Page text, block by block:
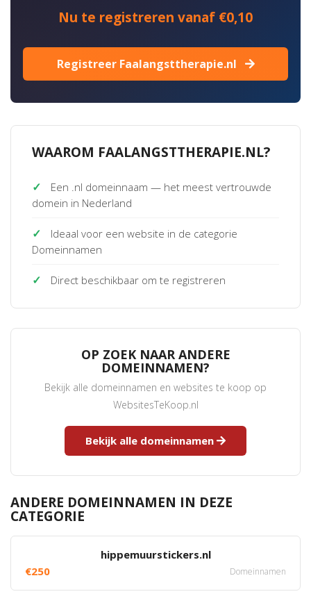
Nu te registreren vanaf €0,10
Registreer Faalangsttherapie.nl
WAAROM FAALANGSTTHERAPIE.NL?
✓
Een .nl domeinnaam — het meest vertrouwde
domein in Nederland
✓
Ideaal voor een website in de categorie
Domeinnamen
✓ Direct beschikbaar om te registreren
OP ZOEK NAAR ANDERE
DOMEINNAMEN?
Bekijk alle domeinnamen en websites te koop op
WebsitesTeKoop.nl
Bekijk alle domeinnamen
ANDERE DOMEINNAMEN IN DEZE
CATEGORIE
hippemuurstickers.nl
€250
Domeinnamen